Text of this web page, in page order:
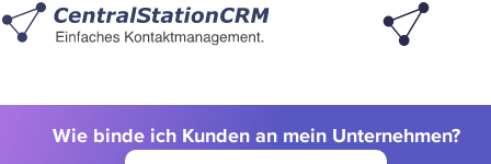
Wie binde ich Kunden an mein Unternehmen?